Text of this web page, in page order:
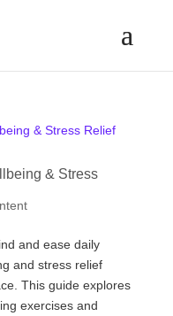
& Stress
and ease daily
and stress relief
This guide explores
exercises and